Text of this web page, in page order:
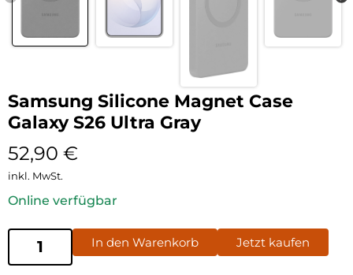
Samsung Silicone Magnet Case
Galaxy S26 Ultra Gray
52,90 €
inkl. MwSt.
Online verfügbar
In den Warenkorb Jetzt kaufen